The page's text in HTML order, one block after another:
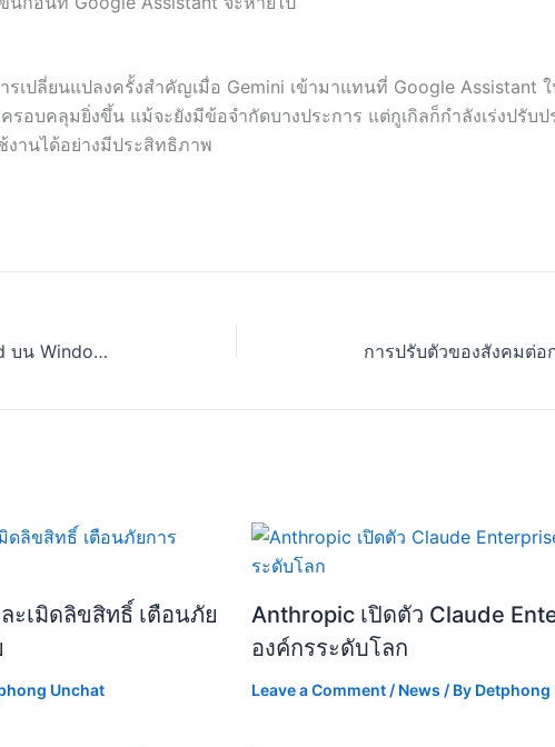
เปลี่ยนแปลงครั้งสำคัญเมื่อ Gemini เข้ามาแทนที่ Google Assistant
อบคลุมยิ่งขึ้น แม้จะยังมีข้อจำกัดบางประการ แต่กูเกิลก็กำลังเร่งปรับ
งานได้อย่างมีประสิทธิภาพ
ปรับปรุง Snipping Tool และ Notepad บน Windows 11
ะเมิดลิขสิทธิ์ เตือนภัย
Unchat
Anthropic เปิดตัว Claude
องค์กรระดับโลก
Leave a Comment / News / By Detphong